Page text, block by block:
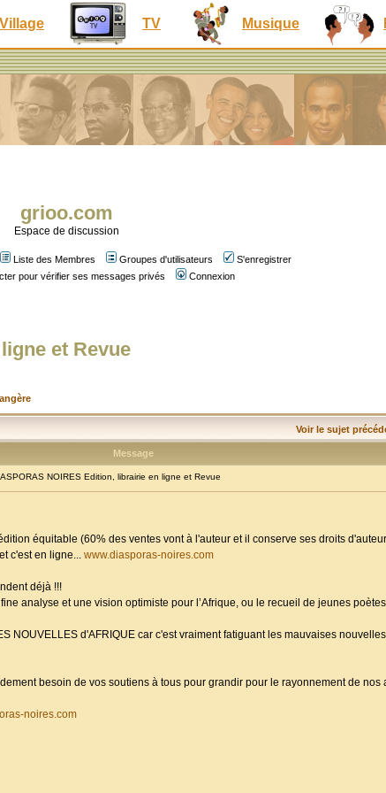
Village TV Musique
grioo.com
Espace de discussion
Liste des Membres Groupes d'utilisateurs
S'enregistrer
pour vérifier ses messages privés Connexion
et Revue
Voir le sujet
Message
NOIRES Edition, librairie en ligne et Revue
équitable (60% des ventes vont à l'auteur et il conserve ses droits
c'est en ligne... www.diasporas-noires.com
déjà !!!
analyse et une vision optimiste pour l’Afrique, ou le recueil de jeunes
NOUVELLES d'AFRIQUE car c'est vraiment fatiguant les mauvaises
besoin de vos soutiens à tous pour grandir pour le rayonnement de nos
noires.com